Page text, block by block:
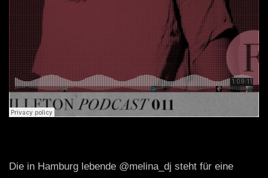
Die in Hamburg lebende @melina_dj steht für eine